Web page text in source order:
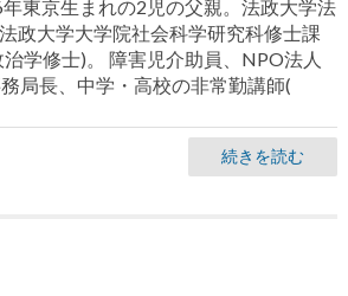
東京生まれの2児の父親。法政大学法
政大学大学院社会科学研究科修士課
学修士)。 障害児介助員、NPO法人
局長、中学・高校の非常勤講師(
続きを読む